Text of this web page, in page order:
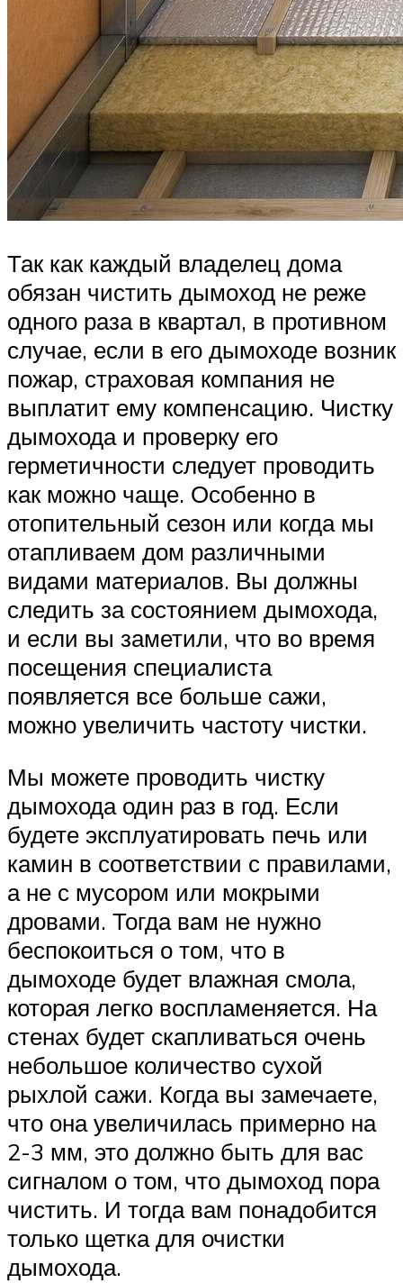
Так как каждый владелец дома
обязан чистить дымоход не реже
одного раза в квартал, в противном
случае, если в его дымоходе возник
пожар, страховая компания не
выплатит ему компенсацию. Чистку
дымохода и проверку его
герметичности следует проводить
как можно чаще. Особенно в
отопительный сезон или когда мы
отапливаем дом различными
видами материалов. Вы должны
следить за состоянием дымохода,
и если вы заметили, что во время
посещения специалиста
появляется все больше сажи,
можно увеличить частоту чистки.
Мы можете проводить чистку
дымохода один раз в год. Если
будете эксплуатировать печь или
камин в соответствии с правилами,
а не с мусором или мокрыми
дровами. Тогда вам не нужно
беспокоиться о том, что в
дымоходе будет влажная смола,
которая легко воспламеняется. На
стенах будет скапливаться очень
небольшое количество сухой
рыхлой сажи. Когда вы замечаете,
что она увеличилась примерно на
2-3 мм, это должно быть для вас
сигналом о том, что дымоход пора
чистить. И тогда вам понадобится
только щетка для очистки
дымохода.